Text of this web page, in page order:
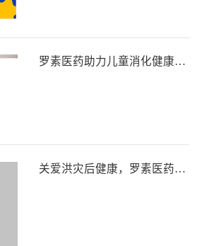
罗素医药助力儿童消化健康，南京儿科消化年会聚焦消化道修复新利器
关爱洪灾后健康，罗素医药积极捐赠补液盐散Ⅲ